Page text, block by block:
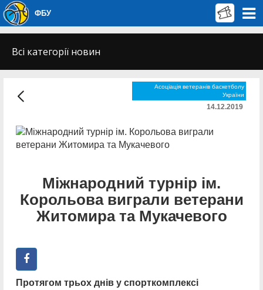
ФБУ
Всі категорії новин
Асоціація ветеранів баскетболу
України
14.12.2019
Міжнародний турнір ім.
Корольова виграли ветерани
Житомира та Мукачевого
Протягом трьох днів у спорткомплексі